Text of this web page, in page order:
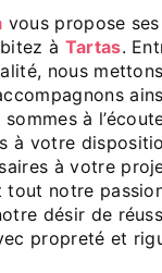
vous propose
à Tartas.
nous
sommes à
à votre
à votre
tout notre
désir de
propreté et